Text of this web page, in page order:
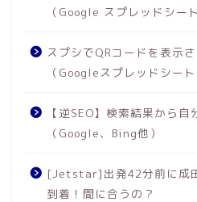
（Google スプレッドシート
スプシでQRコードを表示
（Googleスプレッドシート
【逆SEO】検索結果から
（Google、Bing他）
[Jetstar]出発42分前に成
到着！間に合うの？